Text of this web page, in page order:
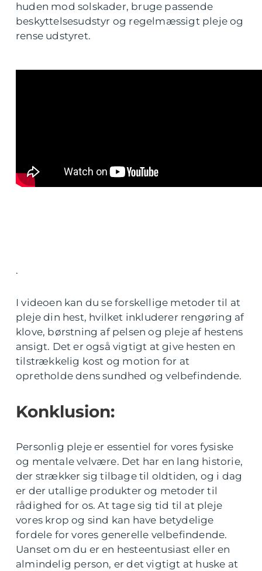
huden mod solskader, bruge passende
beskyttelsesudstyr og regelmæssigt pleje og
rense udstyret.
.
I videoen kan du se forskellige metoder til at
pleje din hest, hvilket inkluderer rengøring af
klove, børstning af pelsen og pleje af hestens
ansigt. Det er også vigtigt at give hesten en
tilstrækkelig kost og motion for at
opretholde dens sundhed og velbefindende.
Konklusion:
Personlig pleje er essentiel for vores fysiske
og mentale velvære. Det har en lang historie,
der strækker sig tilbage til oldtiden, og i dag
er der utallige produkter og metoder til
rådighed for os. At tage sig tid til at pleje
vores krop og sind kan have betydelige
fordele for vores generelle velbefindende.
Uanset om du er en hesteentusiast eller en
almindelig person, er det vigtigt at huske at